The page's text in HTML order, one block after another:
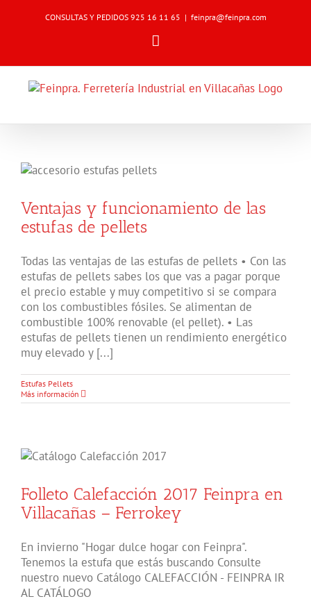
CONSULTAS Y PEDIDOS 925 16 11 65 | feinpra@feinpra.com
Ventajas y funcionamiento de las
estufas de pellets
Todas las ventajas de las estufas de pellets • Con las
estufas de pellets sabes los que vas a pagar porque
el precio estable y muy competitivo si se compara
con los combustibles fósiles. Se alimentan de
combustible 100% renovable (el pellet). • Las
estufas de pellets tienen un rendimiento energético
muy elevado y [...]
Estufas Pellets
Más información
Folleto Calefacción 2017 Feinpra en
Villacañas – Ferrokey
En invierno "Hogar dulce hogar con Feinpra".
Tenemos la estufa que estás buscando Consulte
nuestro nuevo Catálogo CALEFACCIÓN - FEINPRA IR
AL CATÁLOGO